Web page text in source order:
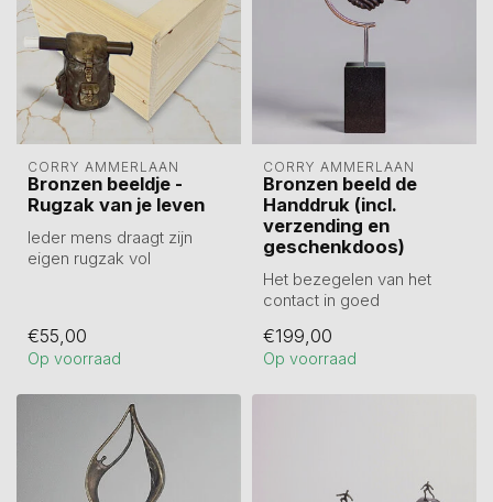
CORRY AMMERLAAN
Bronzen beeldje -
Rugzak van je leven
Ieder mens draagt zijn
eigen rugzak vol
€55,00
Op voorraad
CORRY AMMERLAAN
Bronzen beeld de
Handdruk (incl.
verzending en
geschenkdoos)
Het bezegelen van het
contact in goed
bronzen beeld m...
€199,00
Op voorraad